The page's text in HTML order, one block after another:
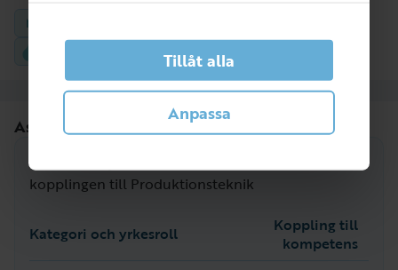
Tillåt alla
Anpassa
Maskinteknik
Mekanik
Associerade yrkesroller
Snittlön för yrken som har den starkaste
kopplingen till Produktionsteknik
Kategori och yrkesroll
Koppling till
kompetens